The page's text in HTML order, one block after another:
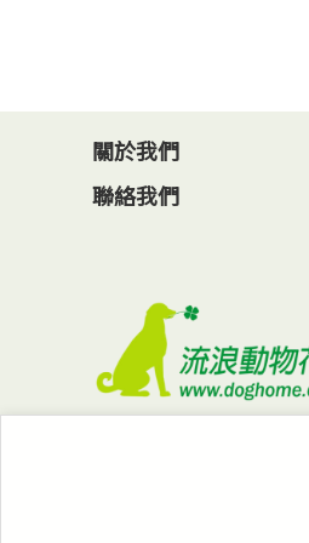
關於我們
聯絡我們